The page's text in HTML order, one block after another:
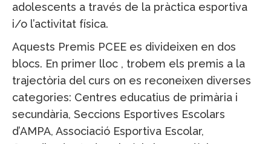
adolescents a través de la pràctica esportiva
i/o l’activitat física.
Aquests Premis PCEE es divideixen en dos
blocs. En primer lloc , trobem els premis a la
trajectòria del curs on es reconeixen diverses
categories: Centres educatius de primària i
secundària, Seccions Esportives Escolars
d’AMPA, Associació Esportiva Escolar,